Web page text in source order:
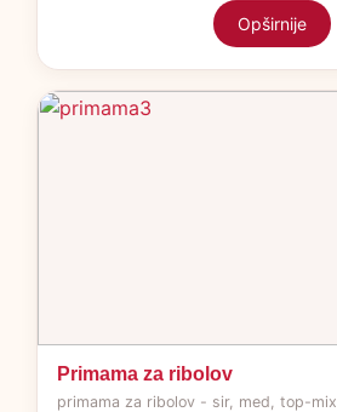
Opširnije
Primama za ribolov
primama za ribolov - sir, med, top-mix